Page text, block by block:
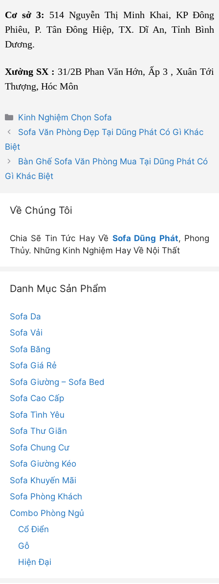
Cơ sở 3: 514 Nguyễn Thị Minh Khai, KP Đông
Phiêu, P. Tân Đông Hiệp, TX. Dĩ An, Tỉnh Bình
Dương.
Xưởng SX : 31/2B Phan Văn Hớn, Ấp 3 , Xuân Tới
Thượng, Hóc Môn
Danh
mục
Kinh Nghiệm Chọn Sofa
Sofa Văn Phòng Đẹp Tại Dũng Phát Có Gì Khác
Biệt
Bàn Ghế Sofa Văn Phòng Mua Tại Dũng Phát Có
Gì Khác Biệt
Về Chúng Tôi
Chia Sẽ Tin Tức Hay Về Sofa Dũng Phát, Phong
Thủy. Những Kinh Nghiệm Hay Về Nội Thất
Danh Mục Sản Phẩm
Sofa Da
Sofa Vải
Sofa Băng
Sofa Giá Rẻ
Sofa Giường – Sofa Bed
Sofa Cao Cấp
Sofa Tình Yêu
Sofa Thư Giãn
Sofa Chung Cư
Sofa Giường Kéo
Sofa Khuyến Mãi
Sofa Phòng Khách
Combo Phòng Ngủ
Cổ Điển
Gỗ
Hiện Đại